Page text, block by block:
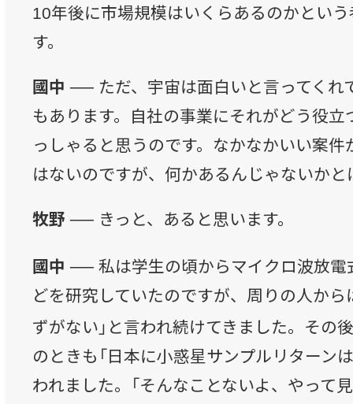
10年後に市場規模はいくらあるのかとい
す。
國中 ── ただ、宇宙は面白いと言ってくれ
もあります。自社の事業にそれがどう役
っしゃると思うのです。なかなかいい案
はないのですが、何かあるんじゃないかと
牧野 ── きっと、あると思います。
國中 ── 私は学生の頃からマイクロ波放電
どを研究していたのですが、周りの人から
ずがない」と言われ続けてきました。その
のときも「日本に小惑星サンプルリターン
われました。「そんなことないよ、やって